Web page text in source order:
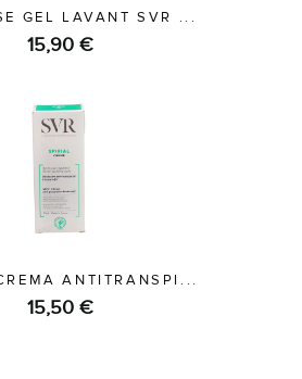
GEL LAVANT SVR ...
15,90 €
ANTITRANSPI...
15,50 €